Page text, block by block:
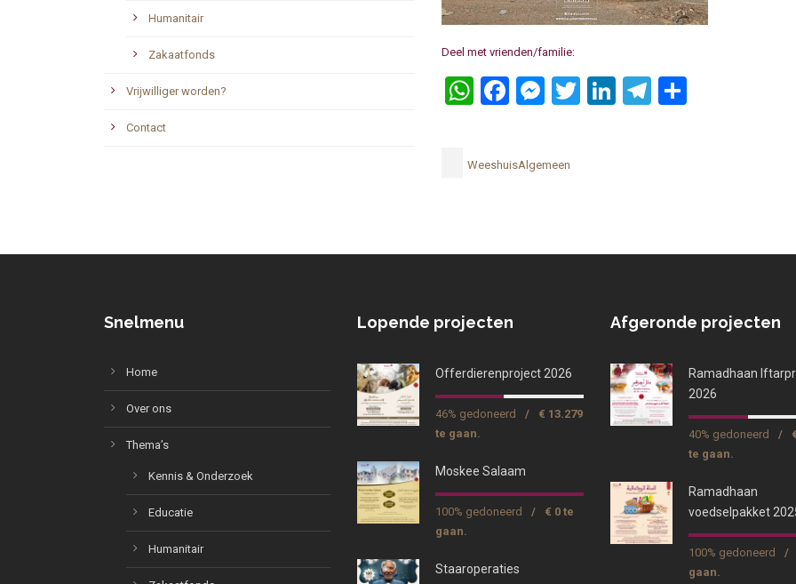
Deel met vrienden/familie:
WhatsApp
Facebook
Messenger
Twitter
LinkedIn
Telegram
WeeshuisAlgemeen
Humanitair
Zakaatfonds
Vrijwilliger worden?
Contact
Snelmenu
Home
Over ons
Thema’s
Kennis & Onderzoek
Educatie
Humanitair
Lopende projecten
Offerdierenproject 2026
46% gedoneerd /
€ 13.279
te gaan.
Moskee Salaam
100% gedoneerd /
€ 0 te
gaan.
Staaroperaties
Afgeronde projecten
Ramadhaan
2026
40% gedoneerd /
te gaan.
Ramadhaan
voedselpakket
100% gedoneerd /
gaan.